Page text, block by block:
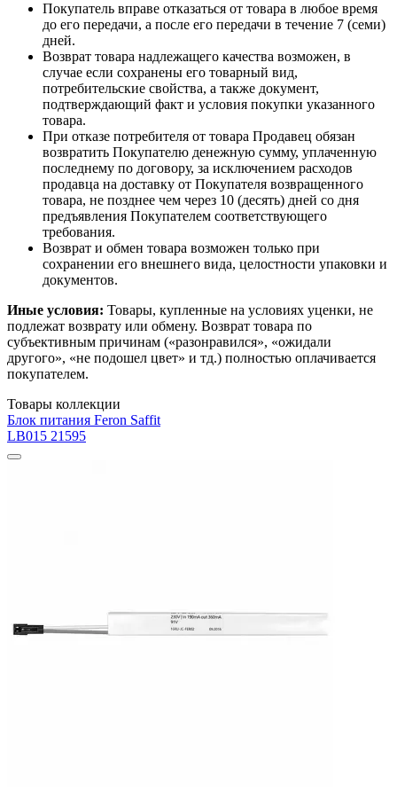
Покупатель вправе отказаться от товара в любое время
до его передачи, а после его передачи в течение 7 (семи)
дней.
Возврат товара надлежащего качества возможен, в
случае если сохранены его товарный вид,
потребительские свойства, а также документ,
подтверждающий факт и условия покупки указанного
товара.
При отказе потребителя от товара Продавец обязан
возвратить Покупателю денежную сумму, уплаченную
последнему по договору, за исключением расходов
продавца на доставку от Покупателя возвращенного
товара, не позднее чем через 10 (десять) дней со дня
предъявления Покупателем соответствующего
требования.
Возврат и обмен товара возможен только при
сохранении его внешнего вида, целостности упаковки и
документов.
Иные условия: Товары, купленные на условиях уценки, не
подлежат возврату или обмену. Возврат товара по
субъективным причинам («разонравился», «ожидали
другого», «не подошел цвет» и тд.) полностью оплачивается
покупателем.
Товары коллекции
Блок питания Feron Saffit
LB015 21595